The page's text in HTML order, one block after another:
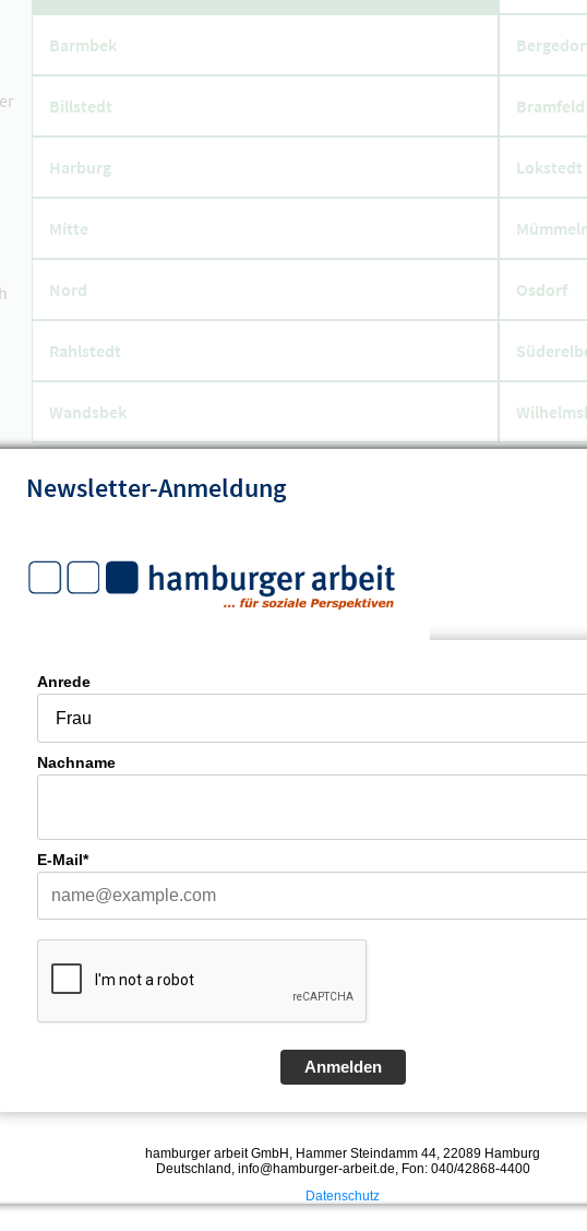
Newsletter-Anmeldung
Barmbek
Billstedt Bramfeld
Harburg Lokstedt
Mitte
Nord Osdorf
Rahlstedt
Wandsbek
hamburger arbeit GmbH
Hotline: 040 428 68 4422
Kontaktformular öffnen
wir Sozialberatung an?
Sie da. Informationen zu den Standorten finden sie hier: